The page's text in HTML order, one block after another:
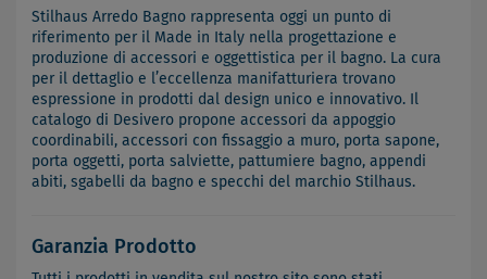
Stilhaus Arredo Bagno rappresenta oggi un punto di
riferimento per il Made in Italy nella progettazione e
produzione di accessori e oggettistica per il bagno. La cura
per il dettaglio e l’eccellenza manifatturiera trovano
espressione in prodotti dal design unico e innovativo. Il
catalogo di Desivero propone accessori da appoggio
coordinabili, accessori con fissaggio a muro, porta sapone,
porta oggetti, porta salviette, pattumiere bagno, appendi
abiti, sgabelli da bagno e specchi del marchio Stilhaus.
Garanzia Prodotto